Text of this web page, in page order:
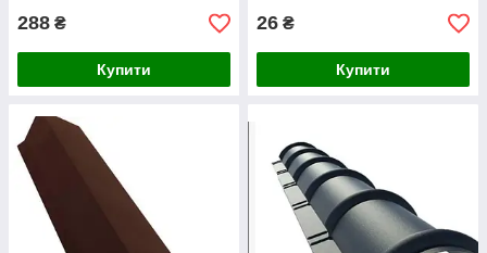
288 ₴
Купити
26 ₴
Купити